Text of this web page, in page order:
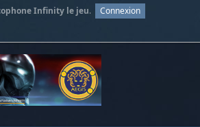
Infinity le jeu.
Connexion